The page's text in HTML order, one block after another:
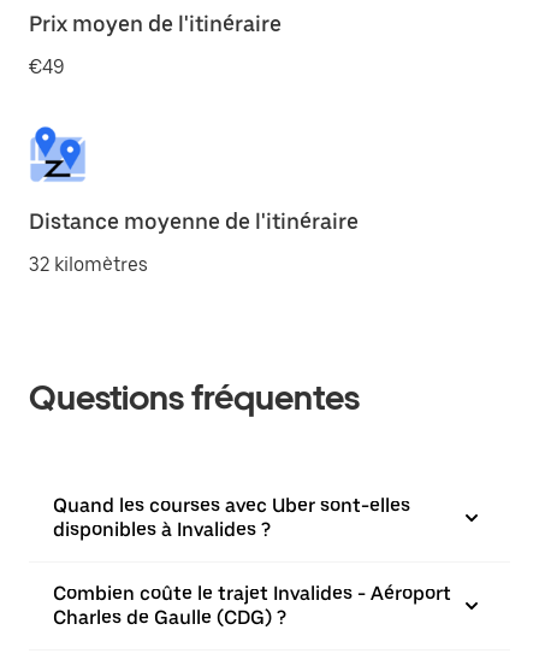
Prix moyen de l'itinéraire
€49
Distance moyenne de l'itinéraire
32 kilomètres
Questions fréquentes
Quand les courses avec Uber sont-elles
disponibles à Invalides ?
Combien coûte le trajet Invalides - Aéroport
Charles de Gaulle (CDG) ?